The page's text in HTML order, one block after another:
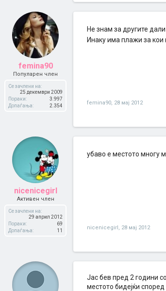
femina90
Популарен член
Се зачлени на:
25 декември 2009
Пораки:
3.997
Допаѓања:
2.354
Не знам за другите
Инаку има плажи за
femina90, 28 мај 2012
nicenicegirl
Активен член
Се зачлени на:
29 април 2012
Пораки:
69
Допаѓања:
11
убаво е местото многу
nicenicegirl, 28 мај 2012
Јас бев пред 2 години
местото бидејќи